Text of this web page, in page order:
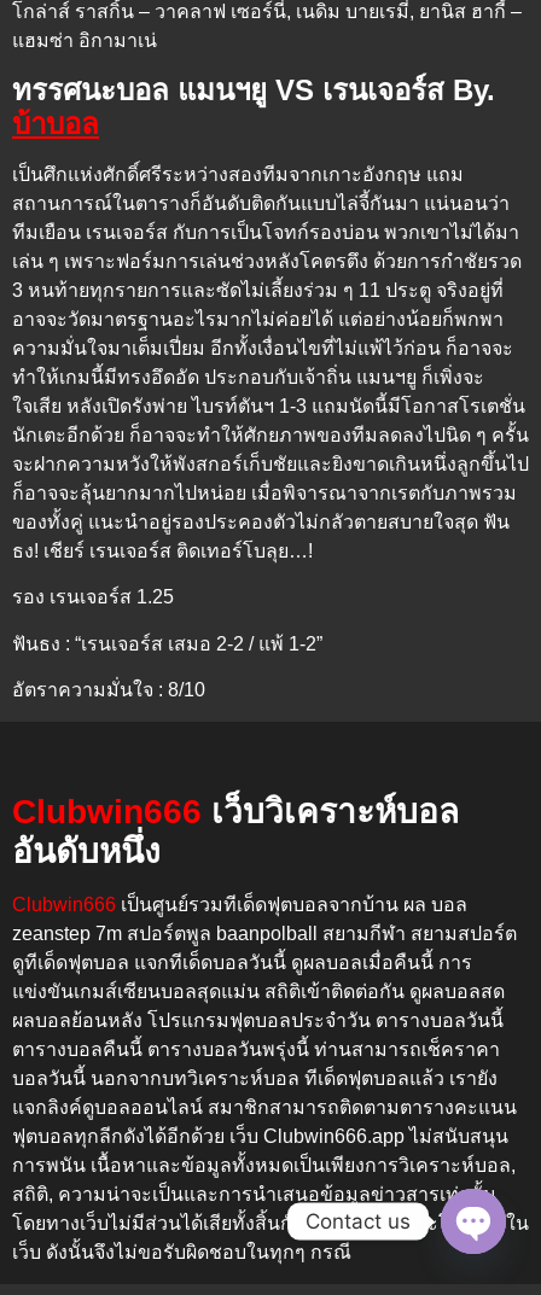
โกล่าส์ ราสกิ้น – วาคลาฟ เซอร์นี่, เนดิม บายเรมี่, ยานิส ฮากี้ –
แฮมซ่า อิกามาเน่
ทรรศนะบอล แมนฯยู VS เรนเจอร์ส By.
บ้าบอล
เป็นศึกแห่งศักดิ์ศรีระหว่างสองทีมจากเกาะอังกฤษ แถม
สถานการณ์ในตารางก็อันดับติดกันแบบไล่จี้กันมา แน่นอนว่า
ทีมเยือน เรนเจอร์ส กับการเป็นโจทก์รองบ่อน พวกเขาไม่ได้มา
เล่น ๆ เพราะฟอร์มการเล่นช่วงหลังโคตรตึง ด้วยการกำชัยรวด
3 หนท้ายทุกรายการและซัดไม่เลี้ยงร่วม ๆ 11 ประตู จริงอยู่ที่
อาจจะวัดมาตรฐานอะไรมากไม่ค่อยได้ แต่อย่างน้อยก็พกพา
ความมั่นใจมาเต็มเปี่ยม อีกทั้งเงื่อนไขที่ไม่แพ้ไว้ก่อน ก็อาจจะ
ทำให้เกมนี้มีทรงอึดอัด ประกอบกับเจ้าถิ่น แมนฯยู ก็เพิ่งจะ
ใจเสีย หลังเปิดรังพ่าย ไบรท์ตันฯ 1-3 แถมนัดนี้มีโอกาสโรเตชั่น
นักเตะอีกด้วย ก็อาจจะทำให้ศักยภาพของทีมลดลงไปนิด ๆ ครั้น
จะฝากความหวังให้พังสกอร์เก็บชัยและยิงขาดเกินหนึ่งลูกขึ้นไป
ก็อาจจะลุ้นยากมากไปหน่อย เมื่อพิจารณาจากเรตกับภาพรวม
ของทั้งคู่ แนะนำอยู่รองประคองตัวไม่กลัวตายสบายใจสุด ฟัน
ธง! เชียร์ เรนเจอร์ส ติดเทอร์โบลุย…!
รอง เรนเจอร์ส 1.25
ฟันธง : “เรนเจอร์ส เสมอ 2-2 / แพ้ 1-2”
อัตราความมั่นใจ : 8/10
Clubwin666 เว็บวิเคราะห์บอล
อันดับหนึ่ง
Clubwin666 เป็นศูนย์รวมทีเด็ดฟุตบอลจากบ้าน ผล บอล
zeanstep 7m สปอร์ตพูล baanpolball สยามกีฬา สยามสปอร์ต
ดูทีเด็ดฟุตบอล แจกทีเด็ดบอลวันนี้ ดูผลบอลเมื่อคืนนี้ การ
แข่งขันเกมส์เซียนบอลสุดแม่น สถิติเข้าติดต่อกัน ดูผลบอลสด
ผลบอลย้อนหลัง โปรแกรมฟุตบอลประจำวัน ตารางบอลวันนี้
ตารางบอลคืนนี้ ตารางบอลวันพรุ่งนี้ ท่านสามารถเช็คราคา
บอลวันนี้ นอกจากบทวิเคราะห์บอล ทีเด็ดฟุตบอลแล้ว เรายัง
แจกลิงค์ดูบอลออนไลน์ สมาชิกสามารถติดตามตารางคะแนน
ฟุตบอลทุกลีกดังได้อีกด้วย เว็บ Clubwin666.appไม่สนับสนุน
การพนัน เนื้อหาและข้อมูลทั้งหมดเป็นเพียงการวิเคราะห์บอล,
สถิติ, ความน่าจะเป็นและการนำเสนอข้อมูลข่าวสารเท่านั้น
โดยทางเว็บไม่มีส่วนได้เสียทั้งสิ้นกับทุกข้อความและโฆษณาใน
เว็บ ดังนั้นจึงไม่ขอรับผิดชอบในทุกๆ กรณี
Contact us